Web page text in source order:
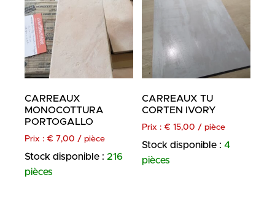
CARREAUX
MONOCOTTURA
PORTOGALLO
Prix : € 7,00 / pièce
Stock disponible : 216
pièces
CARREAUX TU
CORTEN IVORY
Prix : € 15,00 / pièce
Stock disponible :4
pièces